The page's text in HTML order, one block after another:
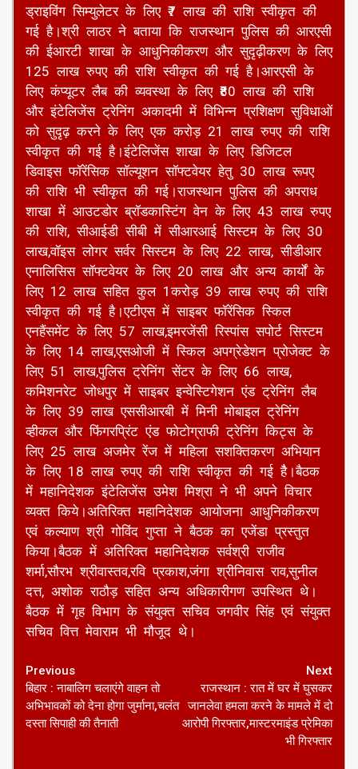
लिए 35 लाख,ग्राउंड लेवल कम क्लीनर के लिए 10 लाख,
स्मार्ट पोडियम साउंड सिस्टम के लिए 8 लाख और कार
ड्राइविंग सिम्युलेटर के लिए ₹7 लाख की राशि स्वीकृत की
गई है।श्री लाठर ने बताया कि राजस्थान पुलिस की आरएसी
की ईआरटी शाखा के आधुनिकीकरण और सुदृढ़ीकरण के लिए
125 लाख रुपए की राशि स्वीकृत की गई है।आरएसी के
लिए कंप्यूटर लैब की व्यवस्था के लिए ₹80 लाख की राशि
और इंटेलिजेंस ट्रेनिंग अकादमी में विभिन्न प्रशिक्षण सुविधाओं
को सुदृढ़ करने के लिए एक करोड़ 21 लाख रुपए की राशि
स्वीकृत की गई है।इंटेलिजेंस शाखा के लिए डिजिटल
डिवाइस फॉरेंसिक सॉल्यूशन सॉफ्टवेयर हेतु 30 लाख रूपए
की राशि भी स्वीकृत की गई।राजस्थान पुलिस की अपराध
शाखा में आउटडोर ब्रॉडकास्टिंग वेन के लिए 43 लाख रुपए
की राशि, सीआईडी सीबी में सीआरआई सिस्टम के लिए 30
लाख,वॉइस लोगर सर्वर सिस्टम के लिए 22 लाख, सीडीआर
एनालिसिस सॉफ्टवेयर के लिए 20 लाख और अन्य कार्यों के
लिए 12 लाख सहित कुल 1करोड़ 39 लाख रुपए की राशि
स्वीकृत की गई है।एटीएस में साइबर फॉरेंसिक स्किल
एनहैंसमेंट के लिए 57 लाख,इमरजेंसी रिस्पांस सपोर्ट सिस्टम
के लिए 14 लाख,एसओजी में स्किल अपग्रेडेशन प्रोजेक्ट के
लिए 51 लाख,पुलिस ट्रेनिंग सेंटर के लिए 66 लाख,
कमिशनरेट जोधपुर में साइबर इन्वेस्टिगेशन एंड ट्रेनिंग लैब
के लिए 39 लाख एससीआरबी में मिनी मोबाइल ट्रेनिंग
व्हीकल और फिंगरप्रिंट एंड फोटोग्राफी ट्रेनिंग किट्स के
लिए 25 लाख अजमेर रेंज में महिला सशक्तिकरण अभियान
के लिए 18 लाख रुपए की राशि स्वीकृत की गई हैै।बैठक
में महानिदेशक इंटेलिजेंस उमेश मिश्रा ने भी अपने विचार
व्यक्त किये।अतिरिक्त महानिदेशक आयोजना आधुनिकीकरण
एवं कल्याण श्री गोविंद गुप्ता ने बैठक का एजेंडा प्रस्तुत
किया।बैठक में अतिरिक्त महानिदेशक सर्वश्री राजीव
शर्मा,सौरभ श्रीवास्तव,रवि प्रकाश,जंगा श्रीनिवास राव,सुनील
दत्त, अशोक राठौड़ सहित अन्य अधिकारीगण उपस्थित थे।
सचिव वित्त मेवाराम भी मौजूद थे।
Continue
Previous
बिहार : नाबालिग चलाएंगे वाहन तो
Next
राजस्थान : रात में घर में घुसकर
जानलेवा हमला करने के मामले में दो